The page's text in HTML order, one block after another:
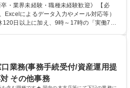
だきます。 【会員管理・データ
所変更、個人情報のシステム登録・更新
タの照合確認 【問い合わせ対応】 ・会員
残業少なめ
・業界未経験・職種未経験歓迎》 【必
Excelによるデータ入力やメール対応等）
大学 語学
口業務(事務手続受付/資産運用提
その他事務